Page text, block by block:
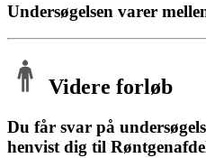
Undersøgelsen varer
Videre forløb
Du får svar på
henvist dig til